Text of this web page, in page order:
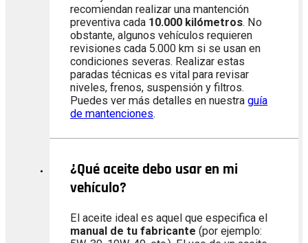
recomiendan realizar una mantención
preventiva cada 10.000 kilómetros. No
obstante, algunos vehículos requieren
revisiones cada 5.000 km si se usan en
condiciones severas. Realizar estas
paradas técnicas es vital para revisar
niveles, frenos, suspensión y filtros.
Puedes ver más detalles en nuestra guía
de mantenciones.
¿Qué aceite debo usar en mi
vehículo?
El aceite ideal es aquel que especifica el
manual de tu fabricante (por ejemplo: